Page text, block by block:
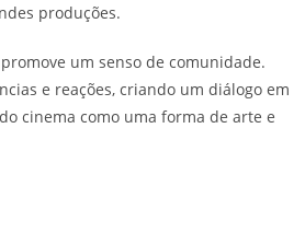
produções.
um senso de comunidade.
e reações, criando um diálogo em
cinema como uma forma de arte e